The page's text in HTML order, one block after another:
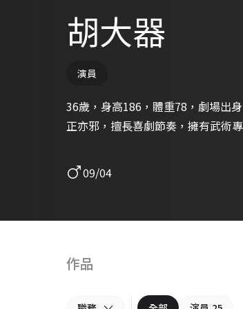
胡大器
演員
36歲，身高186，體重78，劇場出身 台大戲劇系學士，北藝大劇藝所表演組碩士 亦
09/04
作品